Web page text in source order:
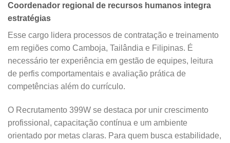
Coordenador regional de recursos humanos integra
estratégias
Esse cargo lidera processos de contratação e treinamento
em regiões como Camboja, Tailândia e Filipinas. É
necessário ter experiência em gestão de equipes, leitura
de perfis comportamentais e avaliação prática de
competências além do currículo.
O Recrutamento 399W se destaca por unir crescimento
profissional, capacitação contínua e um ambiente
orientado por metas claras. Para quem busca estabilidade,